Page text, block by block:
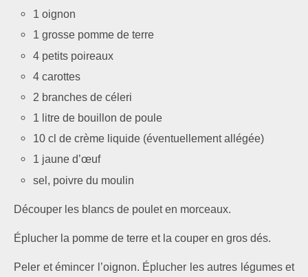
1 oignon
1 grosse pomme de terre
4 petits poireaux
4 carottes
2 branches de céleri
1 litre de bouillon de poule
10 cl de crème liquide (éventuellement allégée)
1 jaune d’œuf
sel, poivre du moulin
Découper les blancs de poulet en morceaux.
Éplucher la pomme de terre et la couper en gros dés.
Peler et émincer l’oignon. Éplucher les autres légumes et